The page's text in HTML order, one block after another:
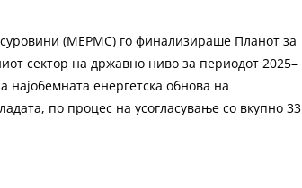
(МЕРМС) го финализираше Планот за
сектор на државно ниво за периодот 2025–
најобемната енергетска обнова на
по процес на усогласување со вкупно 33